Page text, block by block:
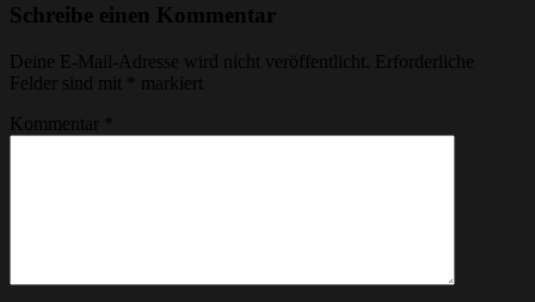
Schreibe einen Kommentar
Deine E-Mail-Adresse wird nicht veröffentlicht.
Erforderliche
Felder sind mit
markiert
Kommentar